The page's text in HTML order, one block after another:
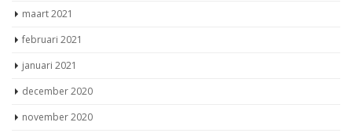
december 2020
november 2020
oktober 2020
september 2020
augustus 2020